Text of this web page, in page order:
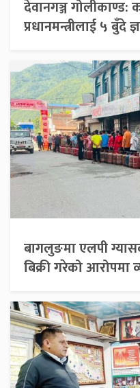
देवानगञ्ज गोलीकाण्ड:
प्रधानमन्त्रीलाई ५ बुँदे
बागलुङमा एलपी
बिक्री गरेको आरोपमा